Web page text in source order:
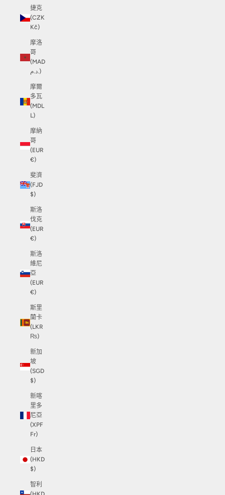
捷克
(CZK
Kč)
摩洛
哥
(MAD
د.م.)
摩爾
多瓦
(MDL
L)
摩納
哥
(EUR
€)
斐濟
(FJD
$)
斯洛
伐克
(EUR
€)
斯洛
維尼
亞
(EUR
€)
斯里
蘭卡
(LKR
₨)
新加
坡
(SGD
$)
新喀
里多
尼亞
(XPF
Fr)
日本
(HKD
$)
智利